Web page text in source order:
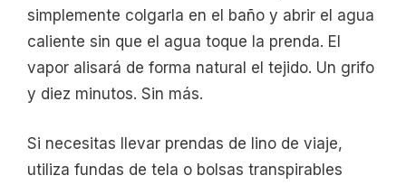
simplemente colgarla en el baño y abrir el agua
caliente sin que el agua toque la prenda. El
vapor alisará de forma natural el tejido. Un grifo
y diez minutos. Sin más.
Si necesitas llevar prendas de lino de viaje,
utiliza fundas de tela o bolsas transpirables